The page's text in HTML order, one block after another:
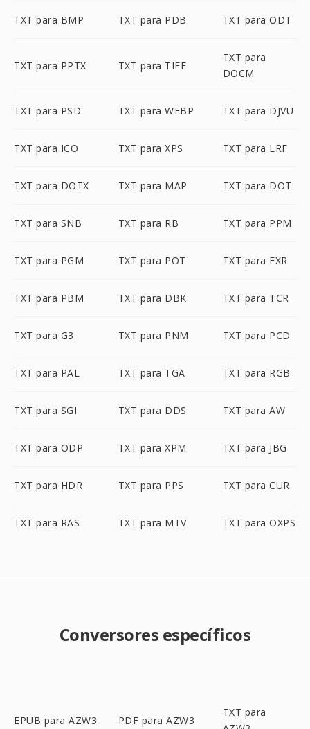
TXT para BMP TXT para PDB TXT para ODT
TXT para PPTX TXT para TIFF
TXT para
DOCM
TXT para PSD TXT para WEBP TXT para DJVU
TXT para ICO TXT para XPS TXT para LRF
TXT para DOTX TXT para MAP TXT para DOT
TXT para SNB TXT para RB TXT para PPM
TXT para PGM TXT para POT TXT para EXR
TXT para PBM TXT para DBK TXT para TCR
TXT para G3 TXT para PNM TXT para PCD
TXT para PAL TXT para TGA TXT para RGB
TXT para SGI TXT para DDS TXT para AW
TXT para ODP TXT para XPM TXT para JBG
TXT para HDR TXT para PPS TXT para CUR
TXT para RAS TXT para MTV TXT para OXPS
Conversores específicos
EPUB para AZW3 PDF para AZW3
TXT para